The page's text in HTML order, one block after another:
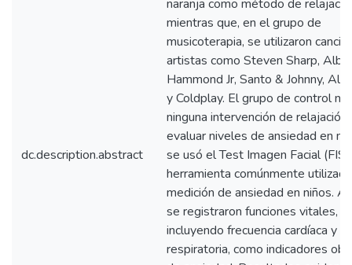
dc.description.abstract
naranja como método de
mientras que, en el grupo de
musicoterapia, se utilizaron
artistas como Steven Sharp,
Hammond Jr, Santo & Johnny,
y Coldplay. El grupo de control no
ninguna intervención de
evaluar niveles de ansiedad en
se usó el Test Imagen Facial
herramienta comúnmente
medición de ansiedad en niños.
se registraron funciones vitales,
incluyendo frecuencia cardíaca y
respiratoria, como indicadores